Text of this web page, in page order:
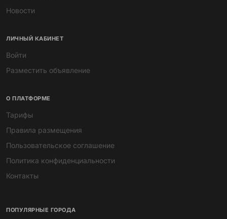
Новости
ЛИЧНЫЙ КАБИНЕТ
Войти
Разместить объявление
О ПЛАТФОРМЕ
Тарифы
Правила размещения
Пользовательское соглашение
Политика конфиденциальности
Контакты
ПОПУЛЯРНЫЕ ГОРОДА